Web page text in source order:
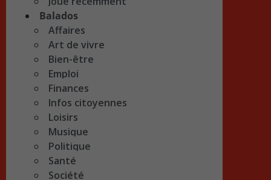
Balados
Affaires
Art de vivre
Bien-être
Emploi
Finances
Infos citoyennes
Loisirs
Musique
Politique
Santé
Société